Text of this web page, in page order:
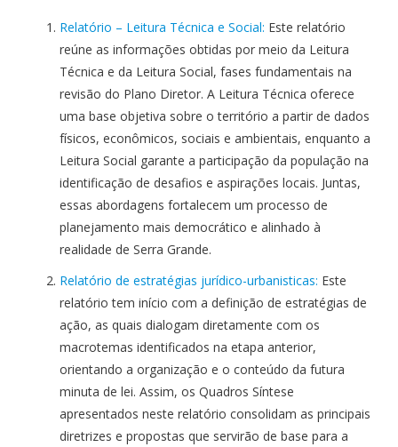
Relatório – Leitura Técnica e Social: Este relatório
reúne as informações obtidas por meio da Leitura
Técnica e da Leitura Social, fases fundamentais na
revisão do Plano Diretor. A Leitura Técnica oferece
uma base objetiva sobre o território a partir de dados
físicos, econômicos, sociais e ambientais, enquanto a
Leitura Social garante a participação da população na
identificação de desafios e aspirações locais. Juntas,
essas abordagens fortalecem um processo de
planejamento mais democrático e alinhado à
realidade de Serra Grande.
Relatório de estratégias jurídico-urbanisticas: Este
relatório tem início com a definição de estratégias de
ação, as quais dialogam diretamente com os
macrotemas identificados na etapa anterior,
orientando a organização e o conteúdo da futura
minuta de lei. Assim, os Quadros Síntese
apresentados neste relatório consolidam as principais
diretrizes e propostas que servirão de base para a